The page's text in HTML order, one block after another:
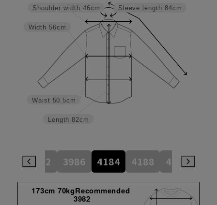
Sleeve length 84cm
Length 82cm
Waist 50.5cm
Width 56cm
Shoulder width 46cm
3982 3986 4184 4188 4386
173cm 70kgRecommended
3982